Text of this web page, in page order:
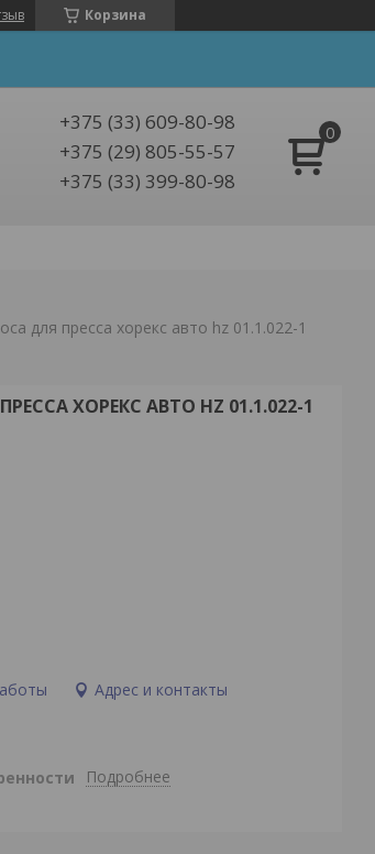
Корзина
+375 (33) 609-80-98
+375 (29) 805-55-57
+375 (33) 399-80-98
для пресса хорекс авто hz 01.1.022-1
ХОРЕКС АВТО HZ 01.1.022-1
Адрес и контакты
Подробнее